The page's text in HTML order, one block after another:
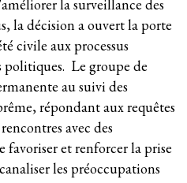
la surveillance des
la décision a ouvert la porte
civile aux processus
politiques. Le groupe de
au suivi des
répondant aux requêtes
avec des
favoriser et renforcer la prise
les préoccupations